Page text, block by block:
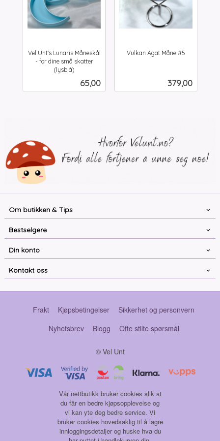
Vel Unt's Lunaris Måneskål
- for dine små skatter
(lysblå)
Pris
65,00
Vulkan Agat Måne #5
Pris
379,00
Om butikken & Tips
Bestselgere
Din konto
Kontakt oss
Frakt Kjøpsbetingelser
Sikkerhet og personvern
Nyhetsbrev
Blogg Ofte stilte spørsmål
© Vel Unt
Vår nettbutikk bruker cookies slik at
du får en bedre kjøpsopplevelse og
vi kan yte deg bedre service. Vi
bruker cookies hovedsaklig til å lagre
innloggingsdetaljer og huske hva du